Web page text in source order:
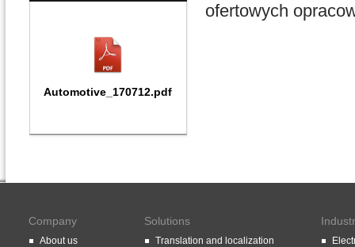
ofertowych
Automotive_170712.pdf
Company
About us
Solutions
Translation and localization